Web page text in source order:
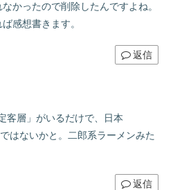
かったので削除したんですよね。
感想書きます。
返信
客層」がいるだけで、日本
はないかと。二郎系ラーメンみた
返信